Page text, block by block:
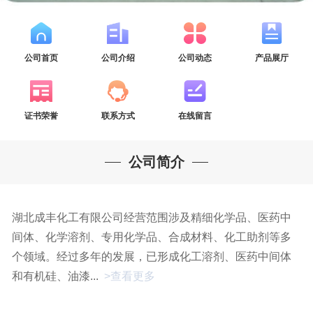
公司首页 公司介绍 公司动态 产品展厅
证书荣誉 联系方式 在线留言
公司简介
湖北成丰化工有限公司经营范围涉及精细化学品、医药中
间体、化学溶剂、专用化学品、合成材料、化工助剂等多
个领域。经过多年的发展，已形成化工溶剂、医药中间体
和有机硅、油漆... >查看更多